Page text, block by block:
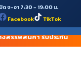
ด จ-อา 7:30 – 19:00 น.
Facebook TikTok
สรรพสินค้า รับประกัน